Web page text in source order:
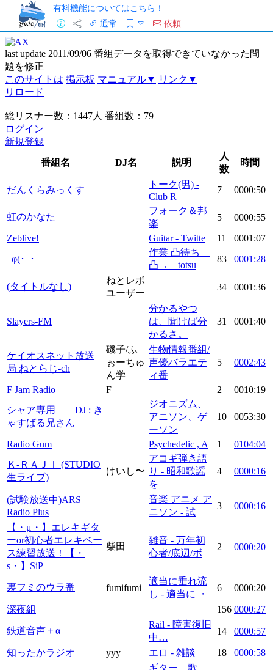
有料機能についてはこちら！
通常
依頼